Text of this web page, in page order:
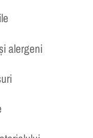
Aceasta: